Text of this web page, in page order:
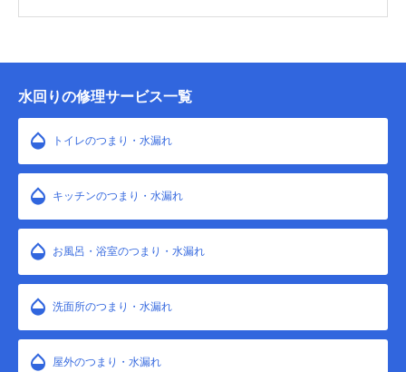
水回りの修理サービス一覧
トイレのつまり・水漏れ
キッチンのつまり・水漏れ
お風呂・浴室のつまり・水漏れ
洗面所のつまり・水漏れ
屋外のつまり・水漏れ